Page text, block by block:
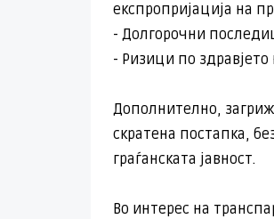
експропријација на
- Долгорочни
- Ризици по
Дополнително,
скратена постапка,
граѓанската јавност.
Во интерес на